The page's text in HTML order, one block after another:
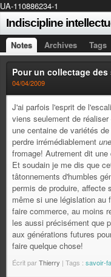
UA-110886234-1
Indiscipline
Notes Archives Tags
Pour un collectage
04/04/2009
J'ai parfois l'esprit de
viens seulement de
une centaine de variétés
perdre irrémédiablement
fromage! Autrement dit
Et soudain je me dis que
tâtonnements d'humbles
permis de produire, affecte
même si une législation au
faire commerce, au moins
les aussi précisément que
aux générations futures
faire quelque chose!
Écrit parThierry | Tags : savoir-